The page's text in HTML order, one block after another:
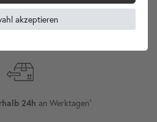
24h an Werktagen¹
akzeptieren